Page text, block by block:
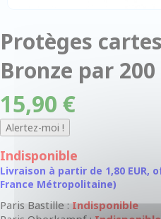
Protèges
Bronze par 200
15,90 €
Indisponible
Livraison à partir de 1,80 EUR,
France Métropolitaine)
Paris Bastille :Indisponible